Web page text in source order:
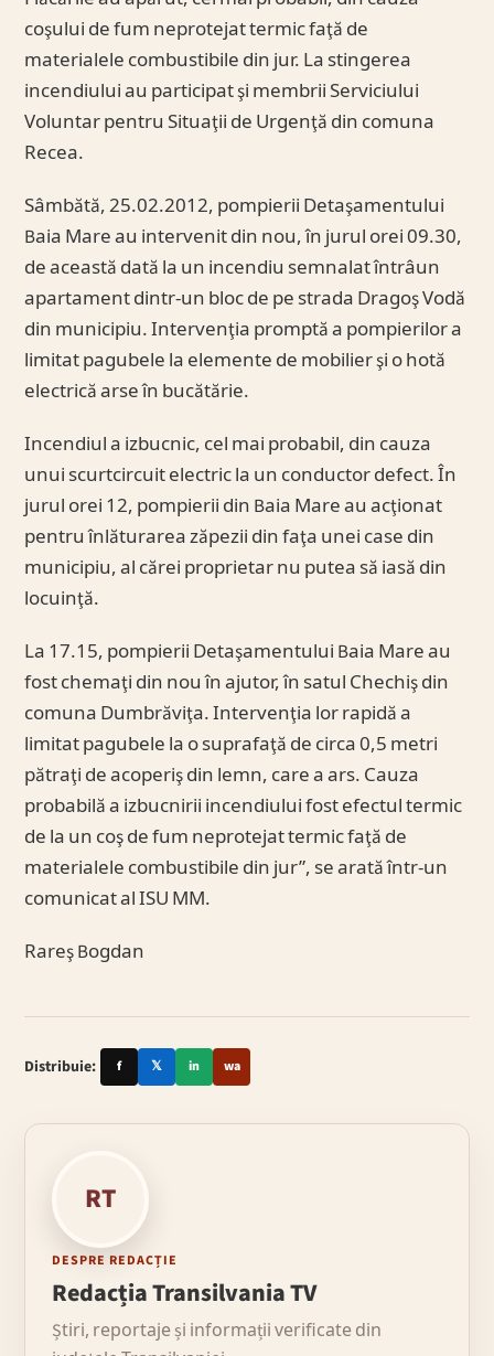
coşului de fum neprotejat termic faţă de
materialele combustibile din jur. La stingerea
incendiului au participat şi membrii Serviciului
Voluntar pentru Situaţii de Urgenţă din comuna
Recea.
Sâmbătă, 25.02.2012, pompierii Detaşamentului
Baia Mare au intervenit din nou, în jurul orei 09.30,
de această dată la un incendiu semnalat întrâun
apartament dintr-un bloc de pe strada Dragoş Vodă
din municipiu. Intervenţia promptă a pompierilor a
limitat pagubele la elemente de mobilier şi o hotă
electrică arse în bucătărie.
Incendiul a izbucnic, cel mai probabil, din cauza
unui scurtcircuit electric la un conductor defect. În
jurul orei 12, pompierii din Baia Mare au acţionat
pentru înlăturarea zăpezii din faţa unei case din
municipiu, al cărei proprietar nu putea să iasă din
locuinţă.
La 17.15, pompierii Detaşamentului Baia Mare au
fost chemaţi din nou în ajutor, în satul Chechiş din
comuna Dumbrăviţa. Intervenţia lor rapidă a
limitat pagubele la o suprafaţă de circa 0,5 metri
pătraţi de acoperiş din lemn, care a ars. Cauza
probabilă a izbucnirii incendiului fost efectul termic
de la un coş de fum neprotejat termic faţă de
materialele combustibile din jur”, se arată într-un
comunicat al ISU MM.
Rareş Bogdan
Distribuie: f 𝕏 in wa
RT
DESPRE REDACȚIE
Redacția Transilvania TV
Știri, reportaje și informații verificate din